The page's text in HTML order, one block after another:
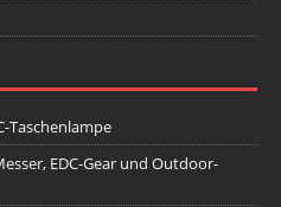
Taschenlampe
EDC-Gear und Outdoor-